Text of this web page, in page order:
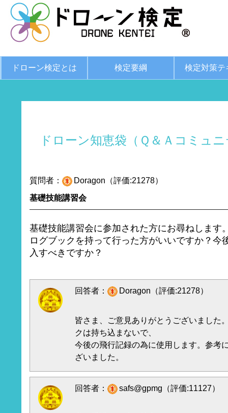
ドローン検定とは 検定要綱 検定対策テ
ドローン知恵袋（Ｑ＆Ａコミュ
質問者：
Doragon（評価:21278）
基礎技能講習会
基礎技能講習会に参加された方にお尋ねします
ログブックを持って行った方がいいですか？今
入すべきですか？
回答者： Doragon（評価:21278）
皆さま、ご意見ありがとうございました
クは持ち込まないで、
今後の飛行記録の為に使用します。参考
ざいました。
回答者： safs@gpmg（評価:11127）